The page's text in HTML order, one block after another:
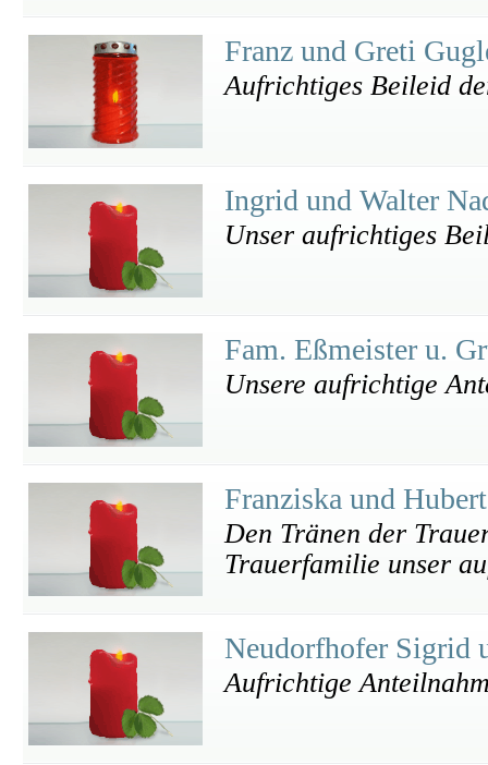
Franz und Greti
Aufrichtiges Beileid
Ingrid und Walter
Unser aufrichtiges
Fam. Eßmeister u.
Unsere aufrichtige
Franziska und
Den Tränen der
Trauerfamilie unser
Neudorfhofer Sigrid
Aufrichtige